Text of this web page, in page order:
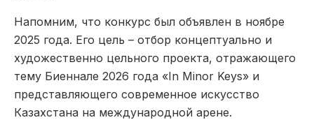
Напомним, что конкурс был объявлен в ноябре
2025 года. Его цель – отбор концептуально и
художественно цельного проекта, отражающего
тему Биеннале 2026 года «In Minor Keys» и
представляющего современное искусство
Казахстана на международной арене.